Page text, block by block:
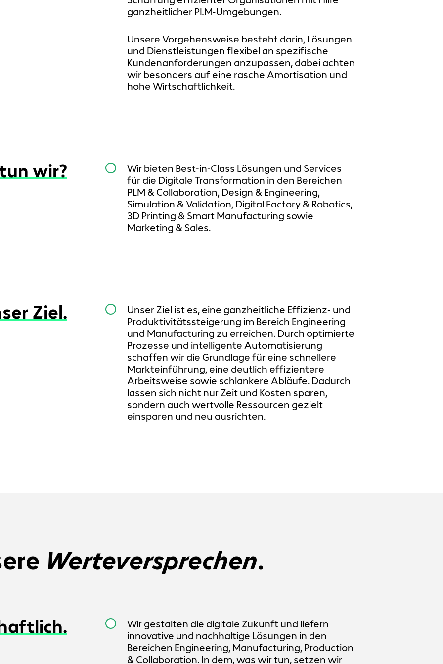
ganzheitlicher PLM-Umgebungen. ​
Unsere Vorgehensweise besteht darin, Lösungen
und Dienstleistungen flexibel an spezifische
Kundenanforderungen anzupassen, dabei achten
wir besonders auf eine rasche Amortisation und
hohe Wirtschaftlichkeit.​
wir?
Wir bieten Best-in-Class Lösungen und Services
für die Digitale Transformation in den Bereichen
PLM & Collaboration, Design & Engineering,
Simulation & Validation, Digital Factory & Robotics,
3D Printing & Smart Manufacturing sowie
Marketing & Sales.​
Ziel.
Unser Ziel ist es, eine ganzheitliche Effizienz- und
Produktivitätssteigerung im Bereich Engineering
und Manufacturing zu erreichen. Durch optimierte
Prozesse und intelligente Automatisierung
schaffen wir die Grundlage für eine schnellere
Markteinführung, eine deutlich effizientere
Arbeitsweise sowie schlankere Abläufe. Dadurch
lassen sich nicht nur Zeit und Kosten sparen,
sondern auch wertvolle Ressourcen gezielt
einsparen und neu ausrichten.
Werteversprechen.
Wir gestalten die digitale Zukunft und liefern
innovative und nachhaltige Lösungen in den
Bereichen Engineering, Manufacturing, Production
& Collaboration. In dem, was wir tun, setzen wir